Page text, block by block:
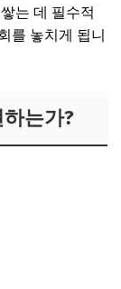
는 데 필수적
를 놓치게 됩니
는가?